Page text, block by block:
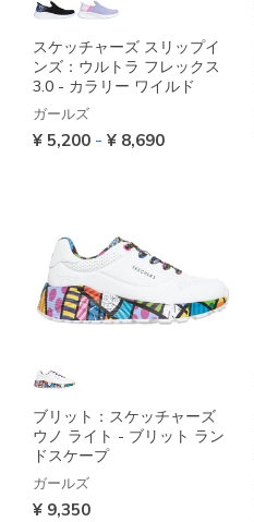
スケッチャーズ スリップイ
ンズ：ウルトラ フレックス
3.0 - カラリー ワイルド
ガールズ
¥ 5,200 - ¥ 8,690
ブリット：スケッチャーズ
ウノ ライト - ブリット ラン
ドスケープ
ガールズ
¥ 9,350